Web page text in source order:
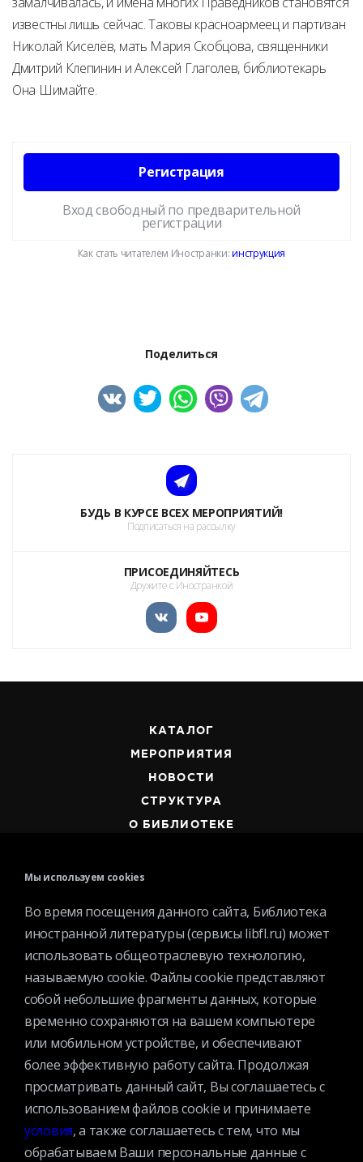
известны лишь сейчас. Таковы красноармеец и партизан
Николай Киселёв, мать Мария Скобцова, священники
Дмитрий Клепинин и Алексей Глаголев, библиотекарь
Она Шимайте.
Регистрация
Вход свободный по предварительной
регистрации
Как стать читателем Иностранки:инструкция
Поделиться
БУДЬ В КУРСЕ ВСЕХ МЕРОПРИЯТИЙ!
Подписаться на рассылку
ПРИСОЕДИНЯЙТЕСЬ
Дружите с Иностранкой
КАТАЛОГ
МЕРОПРИЯТИЯ
НОВОСТИ
СТРУКТУРА
О БИБЛИОТЕКЕ
Контактная информация
Вакансии
Спецпроекты
Премии
Официальные документы
Противодействие коррупции
Противодействие экстремизму
Ученый совет
Мы используем cookies
Во время посещения данного сайта, Библиотека
иностранной литературы (сервисы libfl.ru) может
использовать общеотраслевую технологию,
называемую cookie. Файлы cookie представляют
собой небольшие фрагменты данных, которые
временно сохраняются на вашем компьютере
или мобильном устройстве, и обеспечивают
более эффективную работу сайта. Продолжая
просматривать данный сайт, Вы соглашаетесь с
использованием файлов cookie и принимаете
условия, а также соглашаетесь с тем, что мы
обрабатываем Ваши персональные данные с